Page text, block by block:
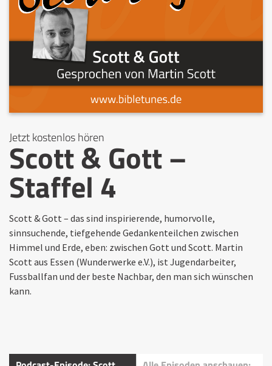
Jetzt kostenlos hören
Scott & Gott –
Staffel 4
Scott & Gott – das sind inspirierende, humorvolle,
sinnsuchende, tiefgehende Gedankenteilchen zwischen
Himmel und Erde, eben: zwischen Gott und Scott. Martin
Scott aus Essen (Wunderwerke e.V.), ist Jugendarbeiter,
Fussballfan und der beste Nachbar, den man sich wünschen
kann.